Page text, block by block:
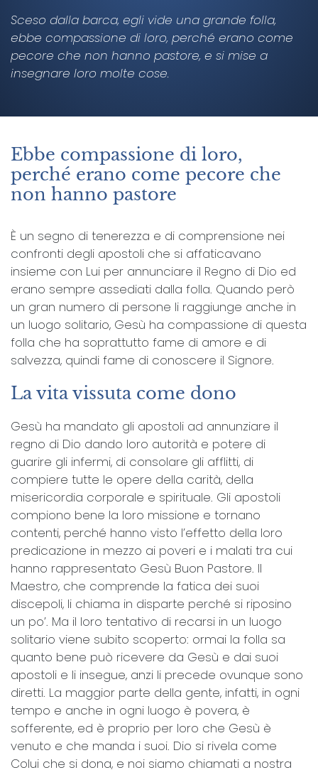
Sceso dalla barca, egli vide una grande folla,
ebbe compassione di loro, perché erano come
pecore che non hanno pastore, e si mise a
insegnare loro molte cose.
Ebbe compassione di loro,
perché erano come pecore che
non hanno pastore
È un segno di tenerezza e di comprensione nei
confronti degli apostoli che si affaticavano
insieme con Lui per annunciare il Regno di Dio ed
erano sempre assediati dalla folla. Quando però
un gran numero di persone li raggiunge anche in
un luogo solitario, Gesù ha compassione di questa
folla che ha soprattutto fame di amore e di
salvezza, quindi fame di conoscere il Signore.
La vita vissuta come dono
Gesù ha mandato gli apostoli ad annunziare il
regno di Dio dando loro autorità e potere di
guarire gli infermi, di consolare gli afflitti, di
compiere tutte le opere della carità, della
misericordia corporale e spirituale. Gli apostoli
compiono bene la loro missione e tornano
contenti, perché hanno visto l’effetto della loro
predicazione in mezzo ai poveri e i malati tra cui
hanno rappresentato Gesù Buon Pastore. Il
Maestro, che comprende la fatica dei suoi
discepoli, li chiama in disparte perché si riposino
un po’. Ma il loro tentativo di recarsi in un luogo
solitario viene subito scoperto: ormai la folla sa
quanto bene può ricevere da Gesù e dai suoi
apostoli e li insegue, anzi li precede ovunque sono
diretti. La maggior parte della gente, infatti, in ogni
tempo e anche in ogni luogo è povera, è
sofferente, ed è proprio per loro che Gesù è
venuto e che manda i suoi. Dio si rivela come
Colui che si dona, e noi siamo chiamati a nostra